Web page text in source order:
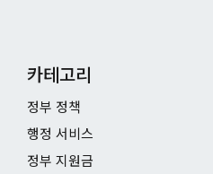
카테고리
정부 정책
행정 서비스
정부 지원금